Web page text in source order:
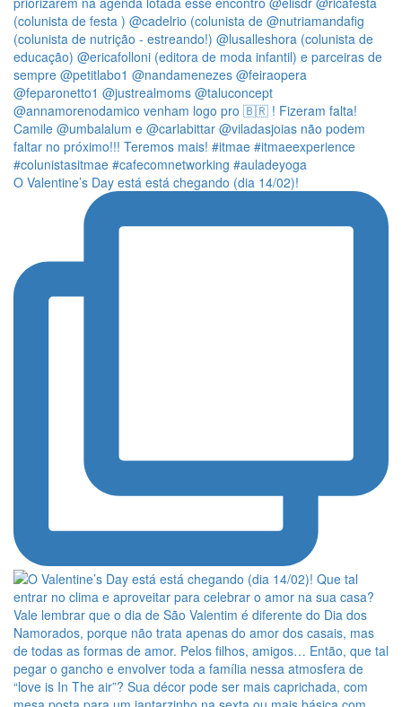
O Valentine’s Day está está chegando (dia 14/02)!